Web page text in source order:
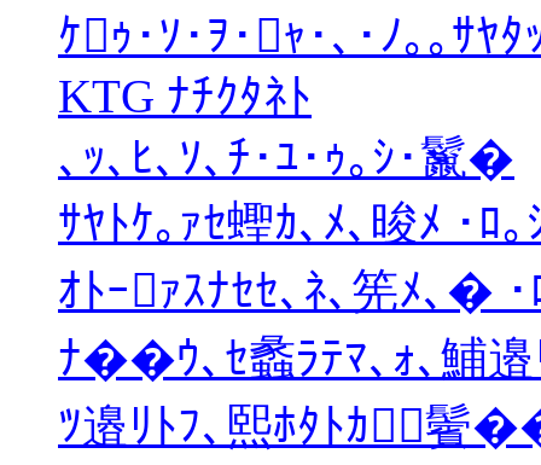
ｹｩ･ｿ･ｦ･ｬ･､･ﾉ｡｡ｻﾔ
KTG ﾅﾁｸﾀﾈﾄ
､ｯ､ﾋ､ｿ､ﾁ･ﾕ･ｩ｡ｼ･鬣�
ｻﾔﾄｹ｡ｧｾ蟶ｶ､ﾒ､晙ﾒ ･ﾛ
ｵﾄｰｧｽﾅｾｾ､ﾈ､筅ﾒ､� ･
ﾅ��ｳ､ｾ蠡ﾗﾃﾏ､ｫ､鯆
ﾂ邉ﾘﾄﾌ､熙ﾎﾀﾄｶ鬢